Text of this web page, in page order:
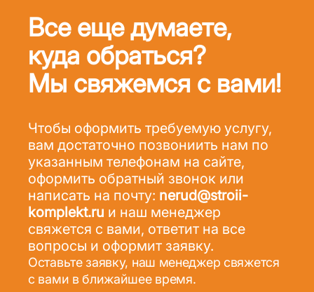
Все еще думаете,
куда обраться?
Мы свяжемся с вами!
Чтобы оформить требуемую услугу,
вам достаточно позвониить нам по
указанным телефонам на сайте,
оформить обратный звонок или
написать на почту: nerud@stroii-
komplekt.ru и наш менеджер
свяжется с вами, ответит на все
вопросы и оформит заявку.
Оставьте заявку, наш менеджер свяжется
с вами в ближайшее время.